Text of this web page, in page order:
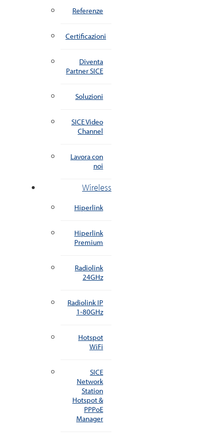
Referenze
Certificazioni
Diventa
Partner SICE
Soluzioni
SICE Video
Channel
Lavora con
noi
Wireless
Hiperlink
Hiperlink
Premium
Radiolink
24GHz
Radiolink IP
1-80GHz
Hotspot
WiFi
SICE
Network
Station
Hotspot &
PPPoE
Manager